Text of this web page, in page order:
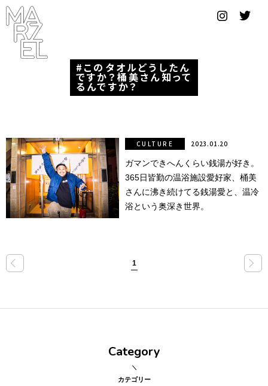
フィ
デザ
ナー
ー
プール
スーツ
ンテ
写真
このタオルどうしたん
ですか？桶美さん知って
るんですか？
ガマンできへんくらい銭湯が好き。
365日皆勤の温浴施設愛好家、桶美
さんに沸き続けてる銭湯愛と、温冷
浴という奥深き世界。
CULTURE 2023.01.20
« 1 »
Category
カテゴリー